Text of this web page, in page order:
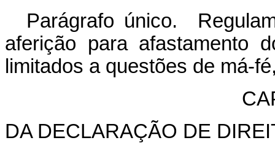
Parágrafo único.
aferição para afastamento
limitados a questões de má-
DA DECLARAÇÃO DE